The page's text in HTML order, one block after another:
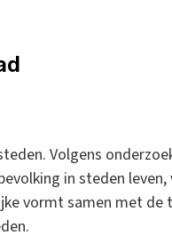
Volgens
in steden
vormt samen met de